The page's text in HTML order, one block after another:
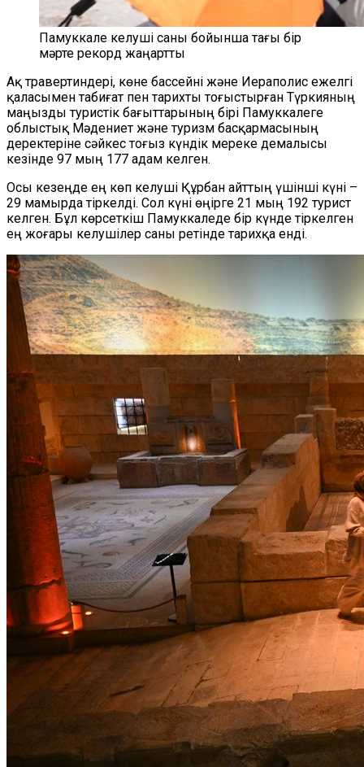
Памуккале келуші саны бойынша тағы бір
мәрте рекорд жаңартты
Ақ травертиндері, көне бассейні және Иераполис ежелгі
қаласымен табиғат пен тарихты тоғыстырған Түркияның
маңызды туристік бағыттарының бірі Памуккалеге
облыстық Мәдениет және туризм басқармасының
деректеріне сәйкес тоғыз күндік мереке демалысы
кезінде 97 мың 177 адам келген.
Осы кезеңде ең көп келуші Құрбан айттың үшінші күні –
29 мамырда тіркелді. Сол күні өңірге 21 мың 192 турист
келген. Бұл көрсеткіш Памуккаледе бір күнде тіркелген
ең жоғары келушілер саны ретінде тарихқа енді.